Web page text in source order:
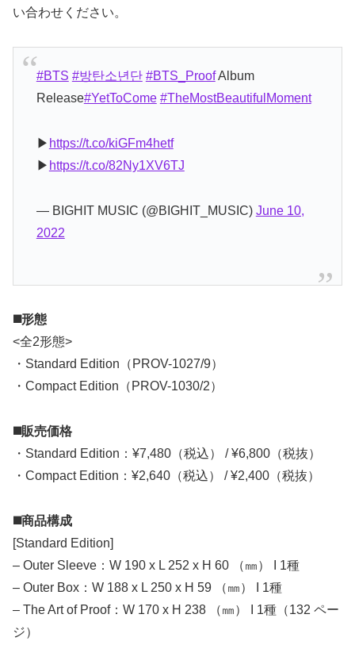
い合わせください。
#BTS #방탄소년단 #BTS_ProofAlbum
Release#YetToCome #TheMostBeautifulMoment
▶ https://t.co/kiGFm4hetf
▶ https://t.co/82Ny1XV6TJ
— BIGHIT MUSIC (@BIGHIT_MUSIC) June 10,
2022
◼️形態
<全2形態>
・Standard Edition（PROV-1027/9）
・Compact Edition（PROV-1030/2）
◼️販売価格
・Standard Edition：¥7,480（税込） / ¥6,800（税抜）
・Compact Edition：¥2,640（税込） / ¥2,400（税抜）
◼️商品構成
[Standard Edition]
– Outer Sleeve：W 190 x L 252 x H 60 （㎜） I 1種
– Outer Box：W 188 x L 250 x H 59 （㎜） I 1種
– The Art of Proof：W 170 x H 238 （㎜） I 1種（132 ペー
ジ）